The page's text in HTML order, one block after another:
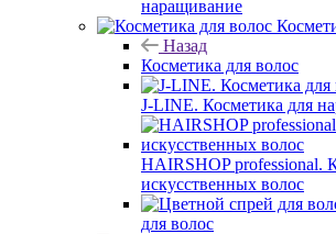
наращивание
Назад
Косметика для волос
J-LINE. Косметика для
HAIRSHOP professional.
искусственных волос
для волос